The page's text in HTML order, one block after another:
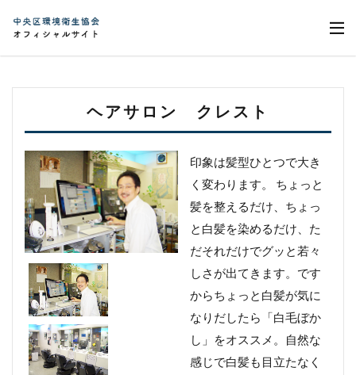
ヘアサロン クレスト
印象は髪型ひとつで大き
く変わります。 ちょっと
髪を整えるだけ、ちょっ
と白髪を染めるだけ、た
だそれだけでグッと若々
しさが出てきます。です
からちょっと白髪が気に
なりだしたら「白毛ぼか
し」をオススメ。自然な
感じで白髪も目立たなく